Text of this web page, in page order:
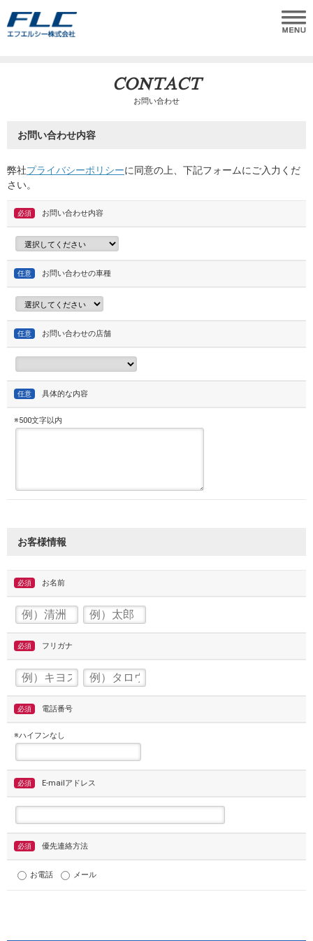
CONTACT
お問い合わせ
お問い合わせ内容
弊社プライバシーポリシーに同意の上、下記フォームにご入力くだ
さい。
必須 お問い合わせ内容
任意 お問い合わせの車種
任意 お問い合わせの店舗
任意 具体的な内容
※500文字以内
お客様情報
必須 お名前
必須 フリガナ
必須 電話番号
※ハイフンなし
必須 E-mailアドレス
必須 優先連絡方法
お電話 メール